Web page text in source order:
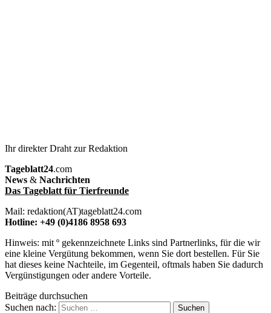
Ihr direkter Draht zur Redaktion
Tageblatt24.com
News & Nachrichten
Das Tageblatt für Tierfreunde
Mail: redaktion(AT)tageblatt24.com
Hotline: +49 (0)4186 8958 693
Hinweis: mit º gekennzeichnete Links sind Partnerlinks, für die wir
eine kleine Vergütung bekommen, wenn Sie dort bestellen. Für Sie
hat dieses keine Nachteile, im Gegenteil, oftmals haben Sie dadurch
Vergünstigungen oder andere Vorteile.
Beiträge durchsuchen
Suchen nach: